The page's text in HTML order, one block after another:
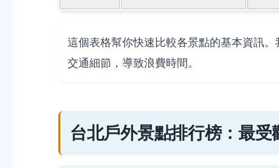
這個表格幫你快速比較各景點的基本資訊
交通細節，導致浪費時間。
台北戶外景點排行榜：最受